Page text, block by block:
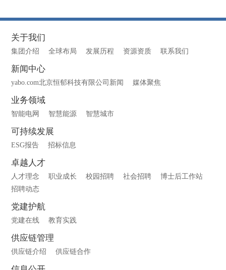
关于我们
集团介绍 全球布局 发展历程 资源资质 联系我们
新闻中心
yabo.com北京恒郁科技有限公司新闻 媒体聚焦
业务领域
智能电网 智慧能源 智慧城市
可持续发展
ESG报告 招标信息
卓越人才
人才理念 职业成长 校园招聘 社会招聘
博士后工作站
招聘动态
党建护航
党建在线 教育实践
供应链管理
供应链介绍 供应链合作